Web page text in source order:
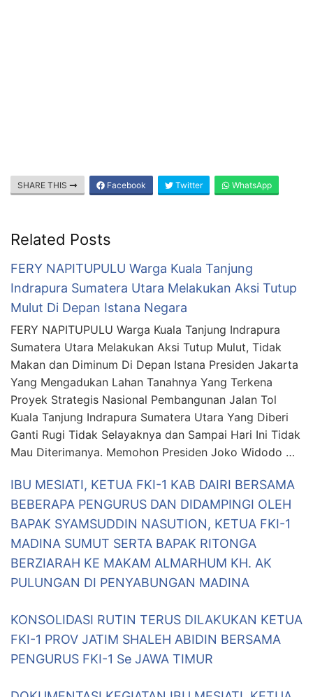
SHARE THIS Facebook Twitter WhatsApp
Related Posts
FERY NAPITUPULU Warga Kuala Tanjung
Indrapura Sumatera Utara Melakukan Aksi Tutup
Mulut Di Depan Istana Negara
FERY NAPITUPULU Warga Kuala Tanjung Indrapura
Sumatera Utara Melakukan Aksi Tutup Mulut, Tidak
Makan dan Diminum Di Depan Istana Presiden Jakarta
Yang Mengadukan Lahan Tanahnya Yang Terkena
Proyek Strategis Nasional Pembangunan Jalan Tol
Kuala Tanjung Indrapura Sumatera Utara Yang Diberi
Ganti Rugi Tidak Selayaknya dan Sampai Hari Ini Tidak
Mau Diterimanya. Memohon Presiden Joko Widodo …
IBU MESIATI, KETUA FKI-1 KAB DAIRI BERSAMA
BEBERAPA PENGURUS DAN DIDAMPINGI OLEH
BAPAK SYAMSUDDIN NASUTION, KETUA FKI-1
MADINA SUMUT SERTA BAPAK RITONGA
BERZIARAH KE MAKAM ALMARHUM KH. AK
PULUNGAN DI PENYABUNGAN MADINA
KONSOLIDASI RUTIN TERUS DILAKUKAN KETUA
FKI-1 PROV JATIM SHALEH ABIDIN BERSAMA
PENGURUS FKI-1 Se JAWA TIMUR